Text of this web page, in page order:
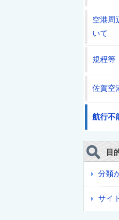
空港周
いて
規程等
佐賀空
航行不
目
分類
サイ